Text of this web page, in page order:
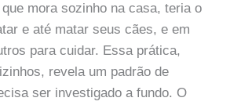
mora sozinho na casa, teria o
e até matar seus cães, e em
para cuidar. Essa prática,
revela um padrão de
ser investigado a fundo. O